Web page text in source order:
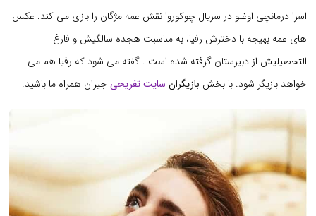
اسرا درمانچی اوغلو در سریال چوکوروا نقش عمه مژگان را بازی می کند. عکس
های عمه بهیجه با دخترش رفیا، به مناسبت هجده سالگیش و فارغ
التحصیلیش از دبیرستان گرفته شده است . گفته می شود که رفیا هم می
خواهد بازیگر شود. با بخش بازیگران سایت تفریحی جیران همراه ما باشید.